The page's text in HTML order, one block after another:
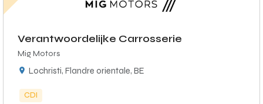
Verantwoordelijke Carrosserie
Mig Motors
Lochristi, Flandre orientale, BE
CDI